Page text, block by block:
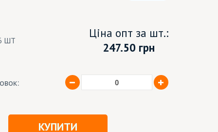
ШТ
Ціна опт за шт.:
247.50 грн
КУПИТИ